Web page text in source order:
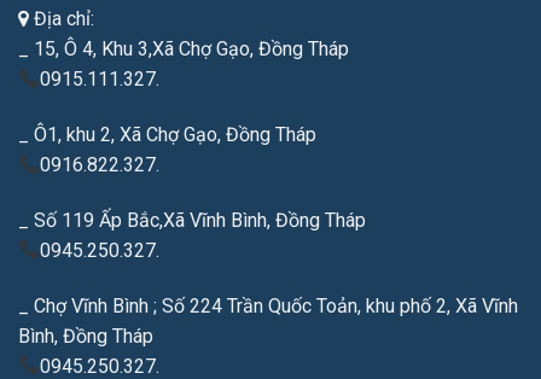
Địa chỉ:
_ 15, Ô 4, Khu 3,Xã Chợ Gạo, Đồng Tháp
0915.111.327.
_ Ô1, khu 2, Xã Chợ Gạo, Đồng Tháp
0916.822.327.
_ Số 119 Ấp Bắc,Xã Vĩnh Bình, Đồng Tháp
0945.250.327.
_ Chợ Vĩnh Bình ; Số 224 Trần Quốc Toản, khu phố 2, Xã Vĩnh
Bình, Đồng Tháp
0945.250.327.